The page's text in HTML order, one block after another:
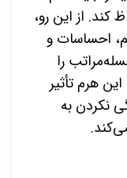
کند. از این رو،
احساسات و
را
هرم تأثیر
نکردن به